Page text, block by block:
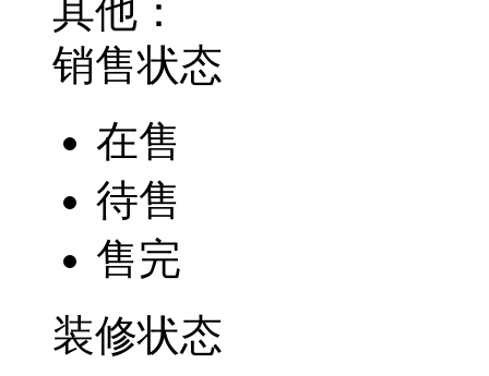
其他：
销售状态
在售
待售
售完
装修状态